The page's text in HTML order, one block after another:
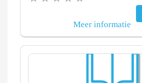
Meer informatie